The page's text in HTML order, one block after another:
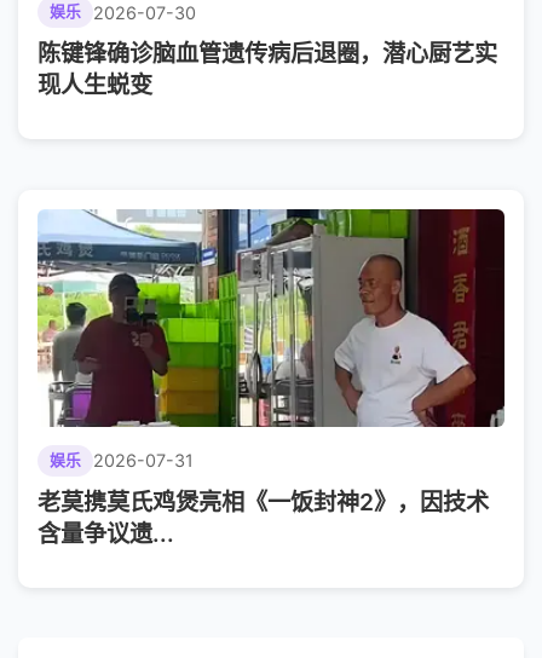
娱乐 2026-07-30
陈键锋确诊脑血管遗传病后退圈，潜心厨艺实
现人生蜕变
娱乐 2026-07-31
老莫携莫氏鸡煲亮相《一饭封神2》，因技术
含量争议遗...